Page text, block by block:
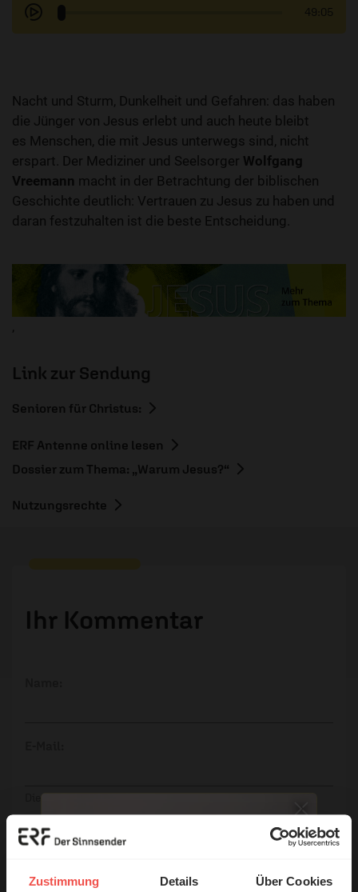
Zustimmung Details Über Cookies
49:05
Nacht und Sturm, Dunkelheit und Gefahren: das haben
die Jünger von Jesus erlebt und auch heute bleibt
es Menschen, die mit Jesus unterwegs sind, nicht
erspart. Der Mediziner und Seelsorger Wolfgang
Vreemann macht in der Betrachtung der biblischen
Geschichte deutlich: Vertrauen zu Jesus zu haben und
daran festzuhalten ist die beste Entscheidung.
,
Link zur Sendung
Senioren für Christus:
ERF Antenne online lesen
Dossier zum Thema: „Warum Jesus?“
Nutzungsrechte
Ihr Kommentar
Kommentar: